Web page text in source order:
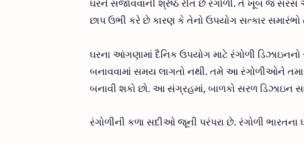
ઘરને સજાવવાની શ્રેષ્ઠ રીત છે રંગોળી. તે ખૂબ જ સરસ
છાપ ઉભી કરે છે કારણ કે તેનો ઉપયોગ સત્કાર
ઘરના આંગણામાં દૈનિક ઉપયોગ માટે રંગોળી
બનાવવામાં સમય લાગતો નથી. તમે આ રંગોળીઓને
બનાવી શકો છો. આ સંગ્રહમાં, બાળકો સરળ ડિઝાઇન
રંગોળીની કળા સદીઓ જૂની પરંપરા છે. રંગોળી